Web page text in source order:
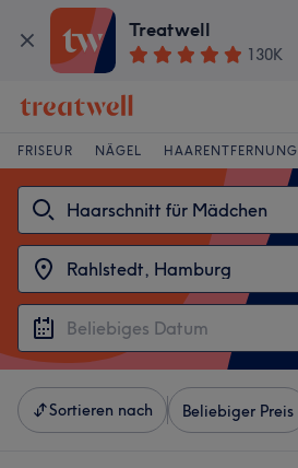
Treatwell
130K
FRISEUR NÄGEL HAARENTFERNUNG
Sortieren nach Beliebiger Preis